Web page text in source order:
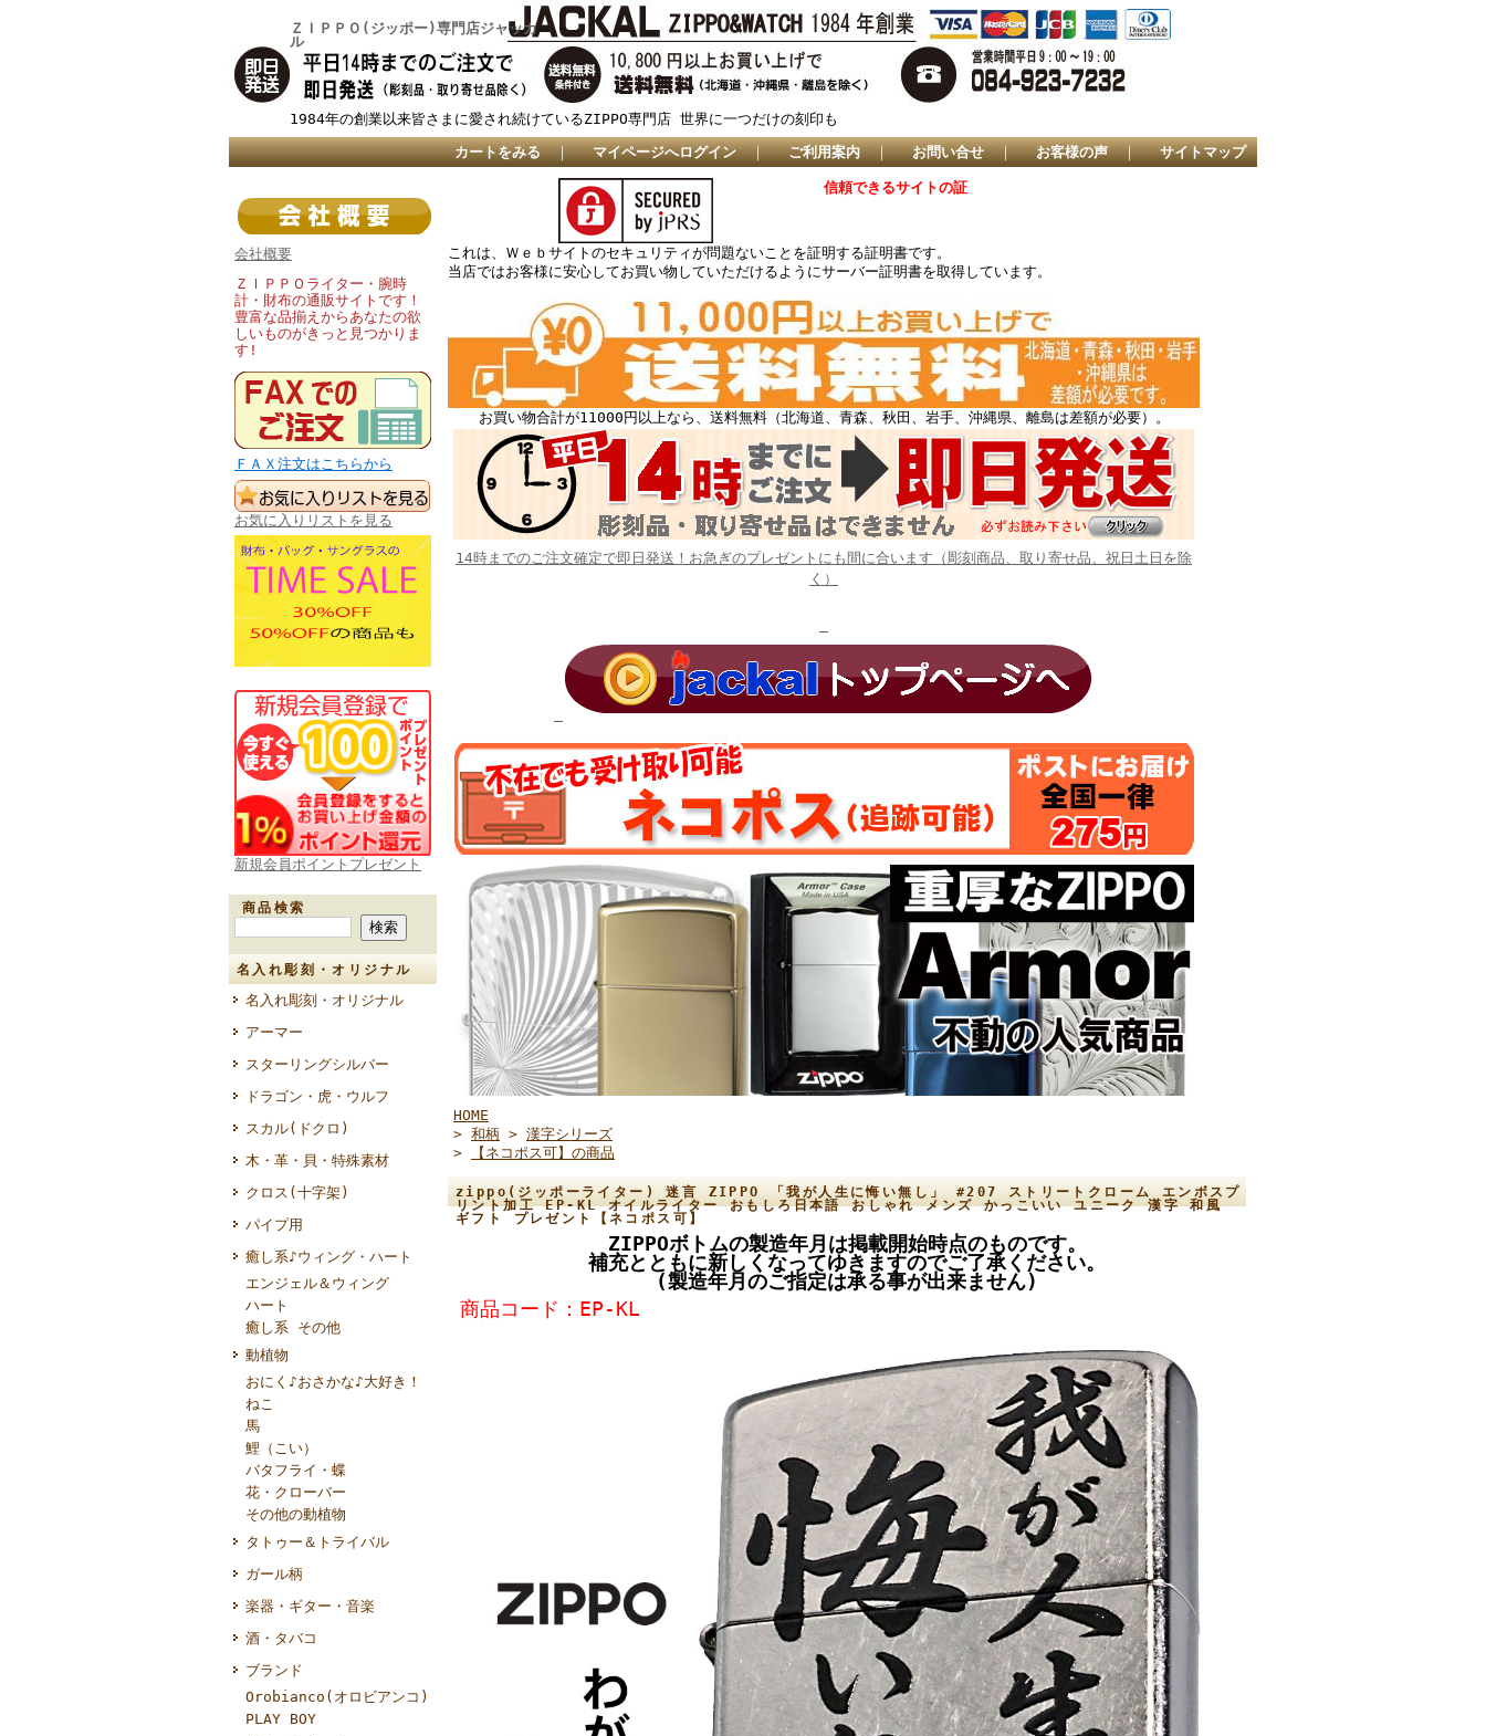
ＺＩＰＰＯ(ジッポー)専門店ジャッカ
ル
1984年の創業以来皆さまに愛され続けているZIPPO専門店 世界に一つだけの刻印も
カートをみる ｜ マイページへログイン ｜ ご利用案内 ｜ お問い合せ ｜ お客様の声 ｜ サイトマップ
会社概要
ＺＩＰＰＯライター・腕時
計・財布の通販サイトです！
豊富な品揃えからあなたの欲
しいものがきっと見つかりま
す!
ＦＡＸ注文はこちらから
お気に入りリストを見る
新規会員ポイントプレゼント
商品検索
名入れ彫刻・オリジナル
名入れ彫刻・オリジナル
アーマー
スターリングシルバー
ドラゴン・虎・ウルフ
スカル(ドクロ)
木・革・貝・特殊素材
クロス(十字架)
パイプ用
癒し系♪ウィング・ハート
エンジェル＆ウィング
ハート
癒し系 その他
動植物
おにく♪おさかな♪大好き！
ねこ
馬
鯉（こい）
バタフライ・蝶
花・クローバー
その他の動植物
タトゥー＆トライバル
ガール柄
楽器・ギター・音楽
酒・タバコ
ブランド
Orobianco(オロビアンコ)
PLAY BOY
信頼できるサイトの証
これは、Ｗｅｂサイトのセキュリティが問題ないことを証明する証明書です。
当店ではお客様に安心してお買い物していただけるようにサーバー証明書を取得しています。
お買い物合計が11000円以上なら、送料無料（北海道、青森、秋田、岩手、沖縄県、離島は差額が必要）。
14時までのご注文確定で即日発送！お急ぎのプレゼントにも間に合います（彫刻商品、取り寄せ品、祝日土日を除
く）
HOME
> 和柄 > 漢字シリーズ
>
【ネコポス可】の商品
zippo(ジッポーライター) 迷言 ZIPPO 「我が人生に悔い無し」 #207 ストリートクローム エンボスプ
リント加工 EP-KL オイルライター おもしろ日本語 おしゃれ メンズ かっこいい ユニーク 漢字 和風
ギフト プレゼント【ネコポス可】
ZIPPOボトムの製造年月は掲載開始時点のものです。
補充とともに新しくなってゆきますのでご了承ください。
(製造年月のご指定は承る事が出来ません)
商品コード：EP-KL